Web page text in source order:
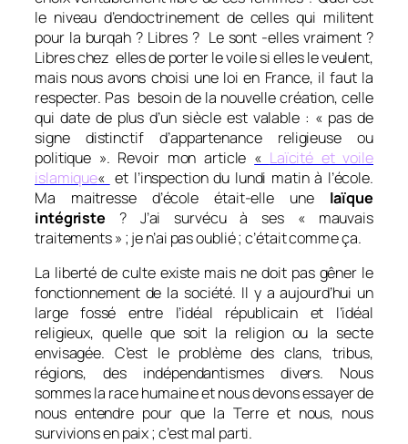
le niveau d’endoctrinement de celles qui militent
pour la burqah ? Libres ? Le sont -elles vraiment ?
Libres chez elles de porter le voile si elles le veulent,
mais nous avons choisi une loi en France, il faut la
respecter. Pas besoin de la nouvelle création, celle
qui date de plus d’un siècle est valable : « pas de
signe distinctif d’appartenance religieuse ou
politique ». Revoir mon article « Laïcité et voile
islamique« et l’inspection du lundi matin à l’école.
Ma maitresse d’école était-elle une laïque
intégriste ? J’ai survécu à ses « mauvais
traitements » ; je n’ai pas oublié ; c’était comme ça.
La liberté de culte existe mais ne doit pas gêner le
fonctionnement de la société. Il y a aujourd’hui un
large fossé entre l’idéal républicain et l’idéal
religieux, quelle que soit la religion ou la secte
envisagée. C’est le problème des clans, tribus,
régions, des indépendantismes divers. Nous
sommes la race humaine et nous devons essayer de
nous entendre pour que la Terre et nous, nous
survivions en paix ; c’est mal parti.